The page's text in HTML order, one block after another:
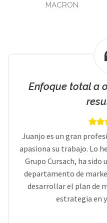
MACRON
Enfoque total a
Juanjo es un gran
apasiona su trabajo. Lo
Grupo Cursach, ha sido
departamento de
desarrollar el plan de
estrategia en